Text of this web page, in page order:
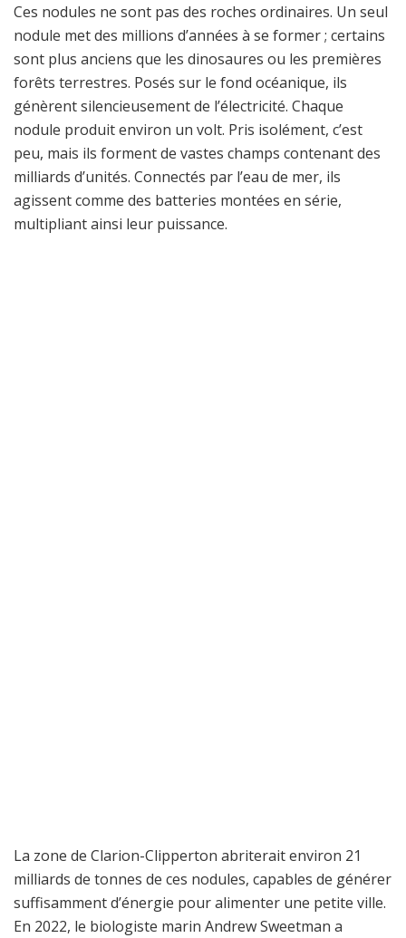
Ces nodules ne sont pas des roches ordinaires. Un seul
nodule met des millions d’années à se former ; certains
sont plus anciens que les dinosaures ou les premières
forêts terrestres. Posés sur le fond océanique, ils
génèrent silencieusement de l’électricité. Chaque
nodule produit environ un volt. Pris isolément, c’est
peu, mais ils forment de vastes champs contenant des
milliards d’unités. Connectés par l’eau de mer, ils
agissent comme des batteries montées en série,
multipliant ainsi leur puissance.
La zone de Clarion-Clipperton abriterait environ 21
milliards de tonnes de ces nodules, capables de générer
suffisamment d’énergie pour alimenter une petite ville.
En 2022, le biologiste marin Andrew Sweetman a